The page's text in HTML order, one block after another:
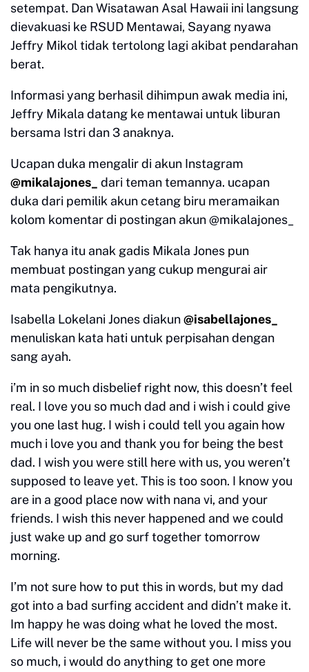
setempat. Dan Wisatawan Asal Hawaii ini langsung
dievakuasi ke RSUD Mentawai, Sayang nyawa
Jeffry Mikol tidak tertolong lagi akibat pendarahan
berat.
Informasi yang berhasil dihimpun awak media ini,
Jeffry Mikala datang ke mentawai untuk liburan
bersama Istri dan 3 anaknya.
Ucapan duka mengalir di akun Instagram
@mikalajones_
dari teman temannya. ucapan
duka dari pemilik akun cetang biru meramaikan
kolom komentar di postingan akun @mikalajones_
Tak hanya itu anak gadis Mikala Jones pun
membuat postingan yang cukup mengurai air
mata pengikutnya.
Isabella Lokelani Jones diakun@isabellajones_
menuliskan kata hati untuk perpisahan dengan
sang ayah.
i’m in so much disbelief right now, this doesn’t feel
real. I love you so much dad and i wish i could give
you one last hug. I wish i could tell you again how
much i love you and thank you for being the best
dad. I wish you were still here with us, you weren’t
supposed to leave yet. This is too soon. I know you
are in a good place now with nana vi, and your
friends. I wish this never happened and we could
just wake up and go surf together tomorrow
morning.
I’m not sure how to put this in words, but my dad
got into a bad surfing accident and didn’t make it.
Im happy he was doing what he loved the most.
Life will never be the same without you. I miss you
so much, i would do anything to get one more